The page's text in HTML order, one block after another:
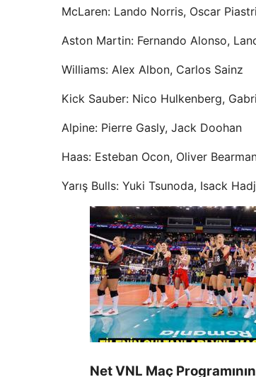
McLaren: Lando Norris, Oscar Piastri
Aston Martin: Fernando Alonso,
Williams: Alex Albon, Carlos Sainz
Kick Sauber: Nico Hulkenberg,
Alpine: Pierre Gasly, Jack Doohan
Haas: Esteban Ocon, Oliver
Yarış Bulls: Yuki Tsunoda, Isack
Net VNL Maç